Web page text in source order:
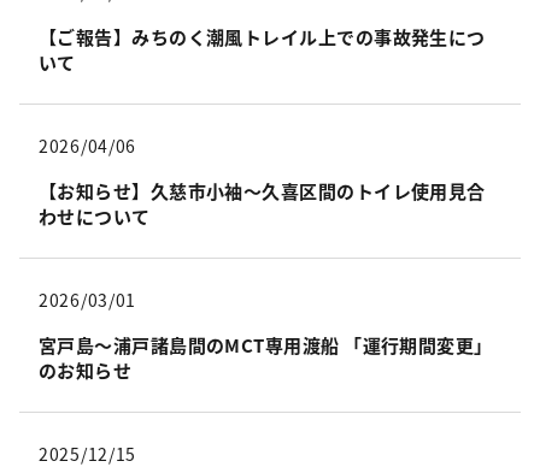
【ご報告】みちのく潮風トレイル上での事故発生につ
いて
2026/04/06
【お知らせ】久慈市小袖～久喜区間のトイレ使用見合
わせについて
2026/03/01
宮戸島〜浦戸諸島間のMCT専用渡船 「運行期間変更」
のお知らせ
2025/12/15